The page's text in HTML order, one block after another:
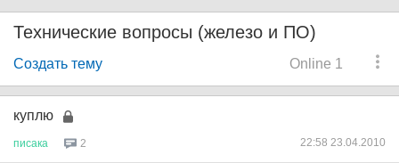
Технические вопросы (железо и ПО)
Online 1
Создать тему
куплю
писака 2 22:58 23.04.2010